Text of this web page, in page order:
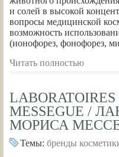
и солей в высокой
вопросы медицинской
возможность
(ионофорез, фонофорез,
Читать полностью
MESSEGUE /
МОРИСА
Темы: бренды